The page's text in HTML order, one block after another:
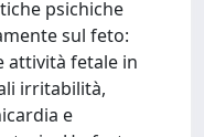
psichiche
sul feto:
attività fetale in
irritabilità,
e